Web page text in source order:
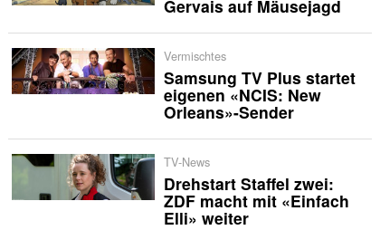
Gervais auf Mäusejagd
Vermischtes
Samsung TV Plus startet
eigenen «NCIS: New
Orleans»-Sender
TV-News
Drehstart Staffel zwei:
ZDF macht mit «Einfach
Elli» weiter